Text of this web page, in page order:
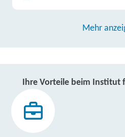
Mehr
Ihre Vorteile beim Institut